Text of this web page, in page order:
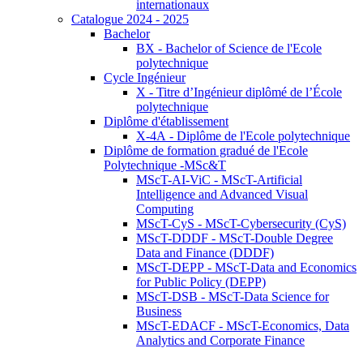
internationaux
Catalogue 2024 - 2025
Bachelor
BX - Bachelor of Science de l'Ecole
polytechnique
Cycle Ingénieur
X - Titre d’Ingénieur diplômé de l’École
polytechnique
Diplôme d'établissement
X-4A - Diplôme de l'Ecole polytechnique
Diplôme de formation gradué de l'Ecole
Polytechnique -MSc&T
MScT-AI-ViC - MScT-Artificial
Intelligence and Advanced Visual
Computing
MScT-CyS - MScT-Cybersecurity (CyS)
MScT-DDDF - MScT-Double Degree
Data and Finance (DDDF)
MScT-DEPP - MScT-Data and Economics
for Public Policy (DEPP)
MScT-DSB - MScT-Data Science for
Business
MScT-EDACF - MScT-Economics, Data
Analytics and Corporate Finance